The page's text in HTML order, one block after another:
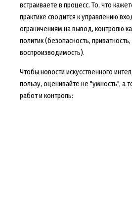
встраиваете в процесс. То, что
практике сводится к управлению
ограничениям на вывод, контролю
политик (безопасность,
воспроизводимость).
Чтобы новости искусственного
пользу, оценивайте не "умность", а
работ и контроль: